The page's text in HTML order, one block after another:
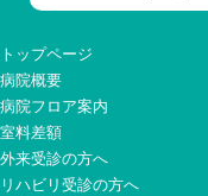
トップページ
病院概要
病院フロア案内
室料差額
外来受診の方へ
リハビリ受診の方へ